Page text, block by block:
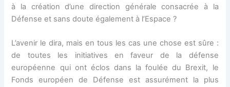
à la création d’une direction générale consacrée à la
Défense et sans doute également à l’Espace ?
L’avenir le dira, mais en tous les cas une chose est sûre :
de toutes les initiatives en faveur de la défense
européenne qui ont éclos dans la foulée du Brexit, le
Fonds européen de Défense est assurément la plus